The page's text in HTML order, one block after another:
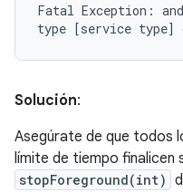
Fatal Exception:
Solución:
Asegúrate de que todos
límite de tiempo finalicen
stopForeground(int)